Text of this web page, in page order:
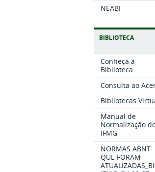
NEABI
BIBLIOTECA
Conheça a
Biblioteca
Consulta ao
Bibliotecas
Manual de
Normalização
IFMG
NORMAS ABNT
QUE FORAM